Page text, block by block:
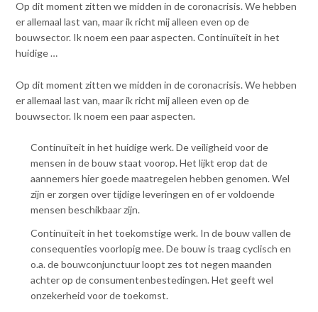
u
m
p
t
m
a
i
Op dit moment zitten we midden in de coronacrisis. We hebben
er allemaal last van, maar ik richt mij alleen even op de
bouwsector. Ik noem een paar aspecten. Continuïteit in het
huidige …
Op dit moment zitten we midden in de coronacrisis. We hebben
er allemaal last van, maar ik richt mij alleen even op de
bouwsector. Ik noem een paar aspecten.
Continuïteit in het huidige werk. De veiligheid voor de
mensen in de bouw staat voorop. Het lijkt erop dat de
aannemers hier goede maatregelen hebben genomen. Wel
zijn er zorgen over tijdige leveringen en of er voldoende
mensen beschikbaar zijn.
Continuïteit in het toekomstige werk. In de bouw vallen de
consequenties voorlopig mee. De bouw is traag cyclisch en
o.a. de bouwconjunctuur loopt zes tot negen maanden
achter op de consumentenbestedingen. Het geeft wel
onzekerheid voor de toekomst.
levensduurkosten
Nieuwsbrieven
Artikelen
Verenigingsdocumenten
Columns Bernd Karstenberg
Partners
Contact
Contact